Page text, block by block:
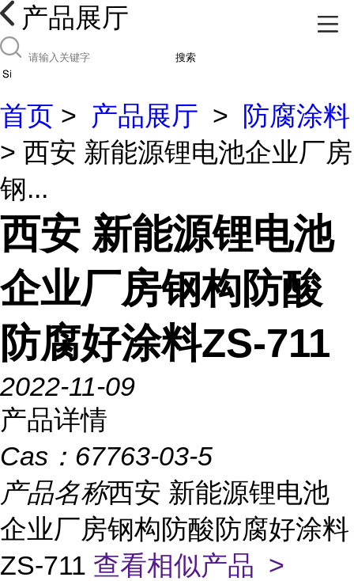
产品展厅
搜索
首页 > 产品展厅 >
防腐涂料
> 西安 新能源锂电池企业厂房
钢...
西安 新能源锂电池
企业厂房钢构防酸
防腐好涂料ZS-711
2022-11-09
产品详情
Cas： 67763-03-5
产品名称西安 新能源锂电池
企业厂房钢构防酸防腐好涂料
ZS-711 查看相似产品 >